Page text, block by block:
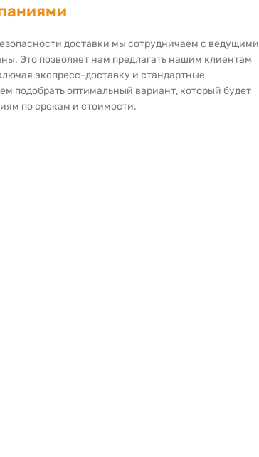
доставки мы сотрудничаем с ведущими
Это позволяет нам предлагать нашим клиентам
экспресс-доставку и стандартные
подобрать оптимальный вариант, который будет
по срокам и стоимости.